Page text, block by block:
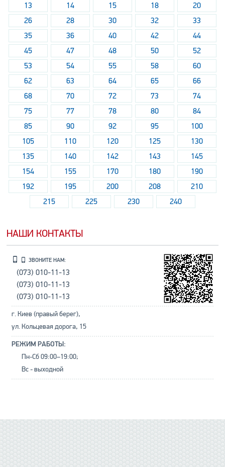
13
14 15 18
20
26
28 30 32
33
35
36 40 42
44
45
47 48 50
52
53
54 55 58
60
62
63 64 65
66
68
70 72 73
74
75
77 78 80
84
85
90 92 95
100
105
110 120 125
130
135
140 142 143
145
154
155 170 180
190
192
195 200 208
210
215
225 230 240
НАШИ КОНТАКТЫ
ЗВОНИТЕ НАМ:
(073) 010-11-13
(073) 010-11-13
(073) 010-11-13
г. Киев (правый берег),
ул. Кольцевая дорога, 15
РЕЖИМ РАБОТЫ:
Пн-Сб 09:00–19:00;
Вс - выходной